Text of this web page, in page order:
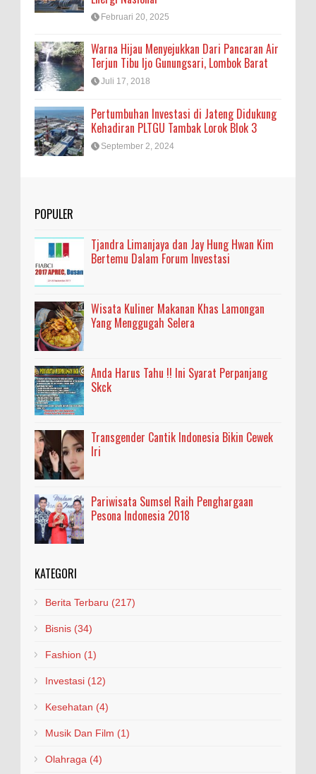
Februari 20, 2025
Warna Hijau Menyejukkan Dari Pancaran Air
Terjun Tibu Ijo Gunungsari, Lombok Barat
Juli 17, 2018
Pertumbuhan Investasi di Jateng Didukung
Kehadiran PLTGU Tambak Lorok Blok 3
September 2, 2024
POPULER
Tjandra Limanjaya dan Jay Hung Hwan Kim
Bertemu Dalam Forum Investasi
Wisata Kuliner Makanan Khas Lamongan
Yang Menggugah Selera
Anda Harus Tahu !! Ini Syarat Perpanjang
Skck
Transgender Cantik Indonesia Bikin Cewek
Iri
Pariwisata Sumsel Raih Penghargaan
Pesona Indonesia 2018
KATEGORI
Berita Terbaru (217)
Bisnis (34)
Fashion (1)
Investasi (12)
Kesehatan (4)
Musik Dan Film (1)
Olahraga (4)